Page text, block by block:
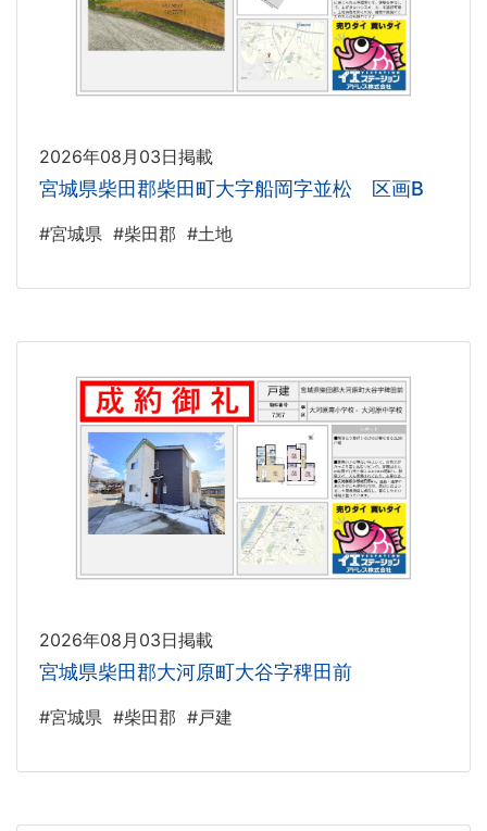
2026年08月03日掲載
宮城県柴田郡柴田町大字船岡字並松 区画B
#宮城県 #柴田郡 #土地
2026年08月03日掲載
宮城県柴田郡大河原町大谷字稗田前
#宮城県 #柴田郡 #戸建